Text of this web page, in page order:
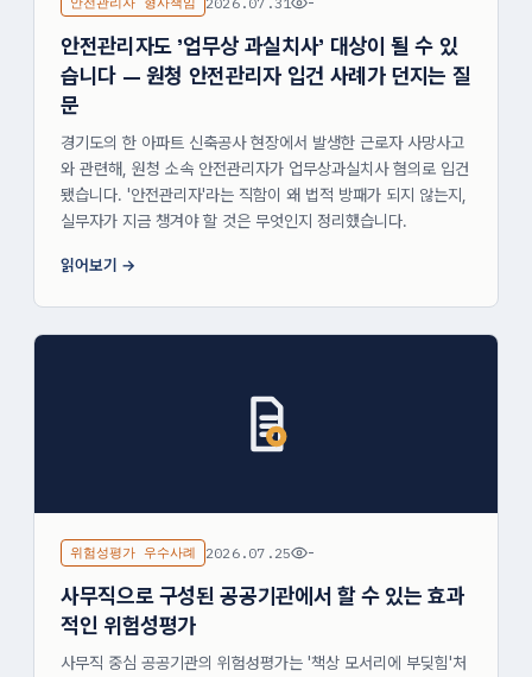
안전관리자도 '업무상 과실치사' 대상이 될 수 있
습니다 — 원청 안전관리자 입건 사례가 던지는 질
문
경기도의 한 아파트 신축공사 현장에서 발생한 근로자 사망사고
와 관련해, 원청 소속 안전관리자가 업무상과실치사 혐의로 입건
됐습니다. '안전관리자'라는 직함이 왜 법적 방패가 되지 않는지,
실무자가 지금 챙겨야 할 것은 무엇인지 정리했습니다.
읽어보기
위험성평가 우수사례 2026.07.25 -
사무직으로 구성된 공공기관에서 할 수 있는 효과
적인 위험성평가
사무직 중심 공공기관의 위험성평가는 '책상 모서리에 부딪힘'처